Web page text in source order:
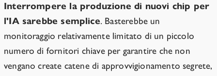
Interrompere la produzione di nuovi chip per
l'IA sarebbe semplice. Basterebbe un
monitoraggio relativamente limitato di un piccolo
numero di fornitori chiave per garantire che non
vengano create catene di approvvigionamento segrete,